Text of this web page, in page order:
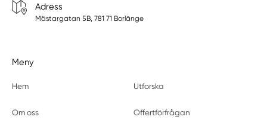
Adress
Mästargatan 5B, 781 71 Borlänge
Meny
Hem Utforska
Om oss Offertförfrågan